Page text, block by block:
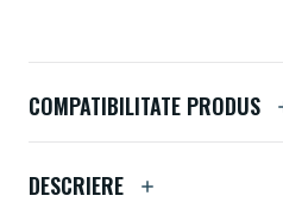
COMPATIBILITATE PRODUS
DESCRIERE